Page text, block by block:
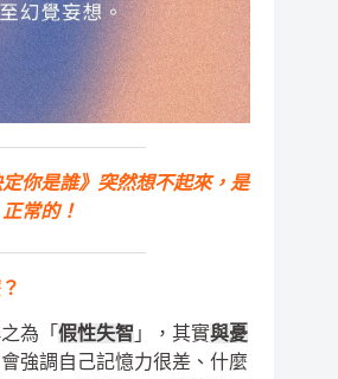
定你是誰》突然想不起來，是
正常的！
為「 假性失智 」，其實與憂
會強調自己記憶力很差、什麼